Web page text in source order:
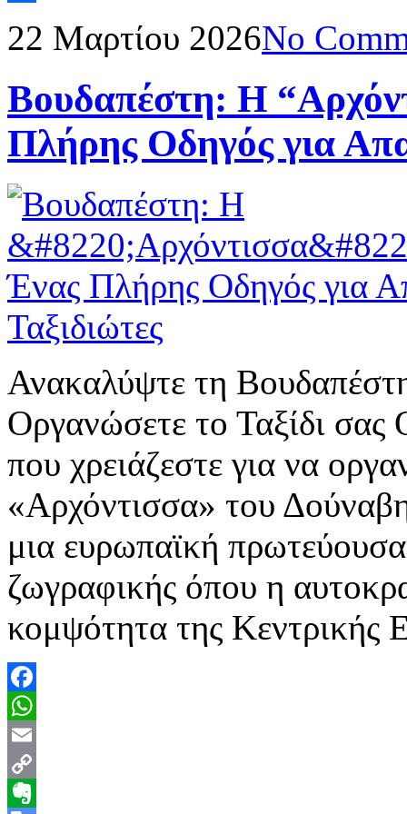
22 Μαρτίου 2026No
Βουδαπέστη: Η
Πλήρης Οδηγός για
Ανακαλύψτε τη
Οργανώσετε το Ταξίδι
που χρειάζεστε για να
«Αρχόντισσα» του
μια ευρωπαϊκή
ζωγραφικής όπου η
κομψότητα της
Facebook
WhatsApp
Email
Copy